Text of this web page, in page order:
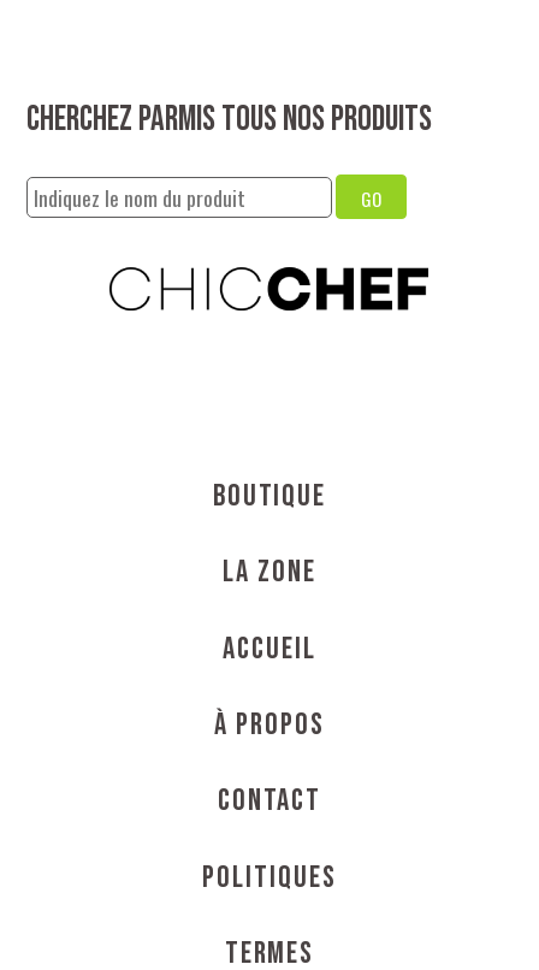
Cherchez parmis tous nos produits
GO
Boutique
La Zone
Accueil
À propos
Contact
Politiques
Termes